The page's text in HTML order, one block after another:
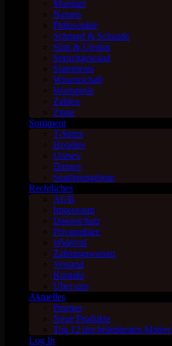
Mundart
Namen
Philosophie
Schimpf & Schande
Sinn & Unsinn
Spruchgewand
Statements
Wissenschaft
Wortspiele
Zahlen
Zitate
Sortiment
T-Shirts
Hoodies
Unisex
Damen
Sonderangebote
Rechtliches
AGB
Impressum
Datenschutz
Privatsphäre
Widerruf
Zahlungsweisen
Versand
Kontakt
Über uns
Aktuelles
Promos
Neue Produkte
Top 12 der beliebtesten Motive
Log In